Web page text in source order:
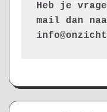
Heb je
mail dan